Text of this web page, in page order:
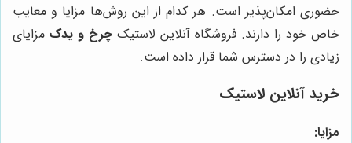
حضوری امکان‌پذیر است. هر کدام از این روش‌ها مزایا و معایب
خاص خود را دارند. فروشگاه آنلاین لاستیک چرخ و یدک مزایای
زیادی را در دسترس شما قرار داده است.
خرید آنلاین لاستیک
مزایا: